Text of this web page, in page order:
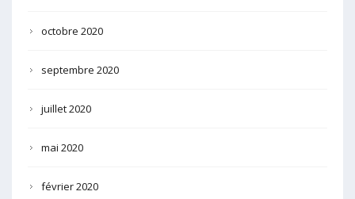
octobre 2020
septembre 2020
juillet 2020
mai 2020
février 2020